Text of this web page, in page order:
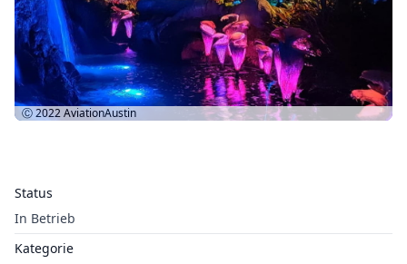
Status
In Betrieb
Kategorie
Ⓒ 2022AviationAustin